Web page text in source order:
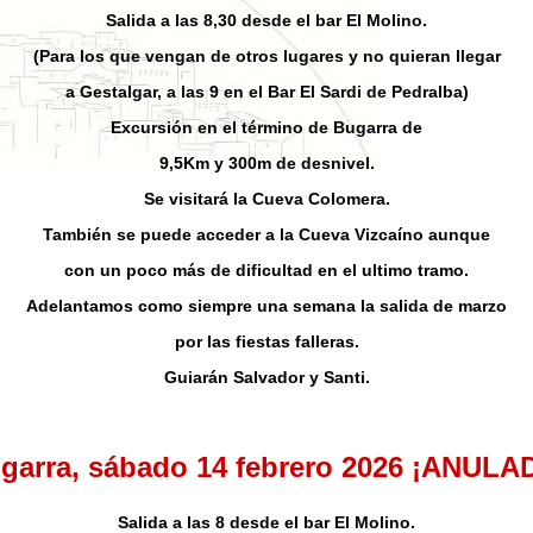
Salida a las 8,30 desde el bar El Molino.
(Para los que vengan de otros lugares y no quieran llegar
a Gestalgar, a las 9 en el Bar El Sardi de Pedralba)
Excursión en el término de Bugarra de
9,5Km y 300m de desnivel.
Se visitará la Cueva Colomera.
También se puede acceder a la Cueva Vizcaíno aunque
con un poco más de dificultad en el ultimo tramo.
Adelantamos como siempre una semana la salida de marzo
por las fiestas falleras.
Guiarán Salvador y Santi.
sábado 14 febrero 2026
Salida a las 8 desde el bar El Molino.